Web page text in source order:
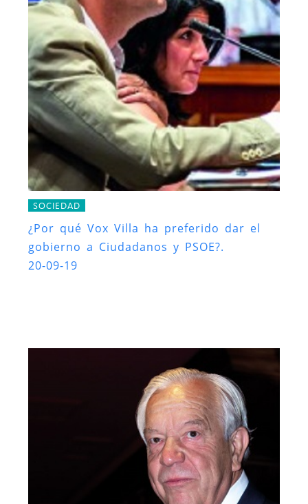
SOCIEDAD
¿Por qué Vox Villa ha preferido dar el
gobierno a Ciudadanos y PSOE?.
20-09-19